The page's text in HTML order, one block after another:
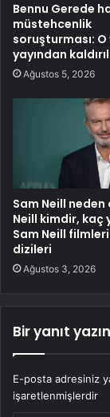
Bennu Gerede
müstehcenlik
soruşturması:
yayından
Ağustos 5, 2026
Sam Neill neden
Neill kimdir, kaç
Sam Neill filmleri
dizileri
Ağustos 3, 2026
Bir yanıt yazın
E-posta adresiniz
işaretlenmişlerdir